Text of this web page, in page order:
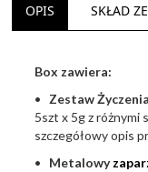
OPIS SKŁAD
Box zawiera:
• Zestaw
5szt x 5g z różnymi
szczegółowy opis
• Metalowy